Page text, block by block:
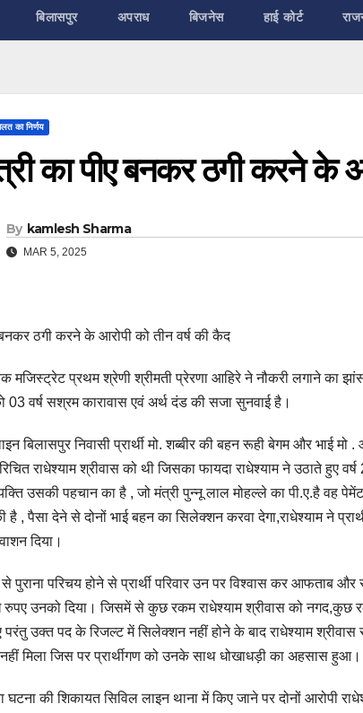
बिलासपुर अपराध बिजनेस हाई कोर्ट
का निर्णय
का पीए बनकर ठगी करने के
By kamlesh Sharma
MAR 5, 2025
बनकर ठगी करने के आरोपी को तीन वर्ष की कैद
मजिस्ट्रेट प्रथम श्रेणी श्रीमती प्रेरणा आहिरे ने नौकरी लगाने का
03 वर्ष सश्रम कारावास एवं अर्थ दंड की सजा सुनवाई है।
बिलासपुर निवासी प्रार्थी मो. शब्बीर की बहन रूही बेगम और भाई
राधेश्याम श्रीवास को थी जिसका फायदा राधेश्याम ने उठाते हुए वर्ष
उसकी पहचान का है , जो मंत्री पुन्नू लाल मोहल्ले का पी.ए.है वह
है , पैसा देने से दोनों भाई बहन का सिलेक्शन करवा देगा,राधेश्याम ने
दिया।
से पुराना परिचय होने से प्रार्थी परिवार उन पर विश्वास कर
रुपए उनको दिया। जिसमें से कुछ रकम राधेश्याम श्रीवास को
परंतु उक्त पद के रिजल्ट में सिलेक्शन नहीं होने के बाद राधेश्याम
मिला जिस पर प्रार्थीगण को उनके साथ धोखाधड़ी का अहसास हुआ।
घटना की शिकायत सिविल लाइन थाना में किए जाने पर दोनों आरोपी